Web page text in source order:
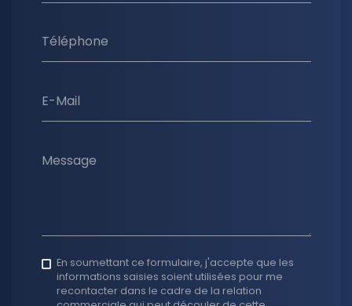
Téléphone
E-Mail
Message
En soumettant ce formulaire, j'accepte que les
informations saisies soient utilisées pour me
recontacter dans le cadre de la relation